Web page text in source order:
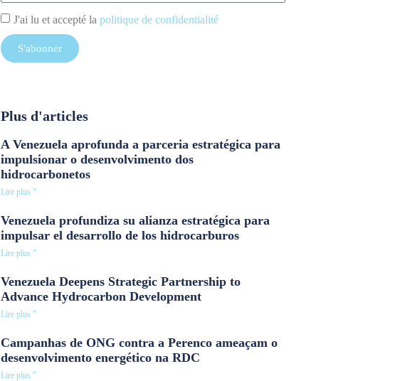
J'ai lu et accepté la politique de confidentialité
S'abonner
Plus d'articles
A Venezuela aprofunda a parceria estratégica para
impulsionar o desenvolvimento dos
hidrocarbonetos
Lire plus "
Venezuela profundiza su alianza estratégica para
impulsar el desarrollo de los hidrocarburos
Lire plus "
Venezuela Deepens Strategic Partnership to
Advance Hydrocarbon Development
Lire plus "
Campanhas de ONG contra a Perenco ameaçam o
desenvolvimento energético na RDC
Lire plus "